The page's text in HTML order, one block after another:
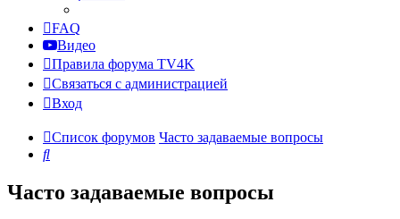
FAQ
Видео
Правила форума TV4K
Связаться с администрацией
Вход
Список форумов Часто задаваемые вопросы
Поиск
Часто задаваемые вопросы